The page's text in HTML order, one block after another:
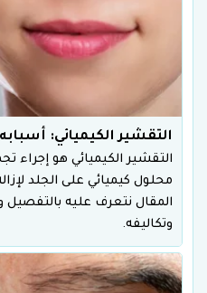
التقشير الكيميائي:
التقشير الكيميائي هو إجراء
محلول كيميائي على الجلد
المقال نتعرف عليه بالتفصيل
وتكاليفه.